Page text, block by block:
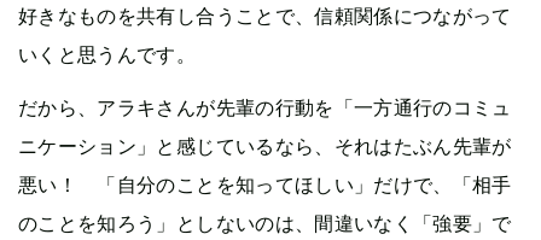
好きなものを共有し合うことで、信頼関係につながって
いくと思うんです。
だから、アラキさんが先輩の行動を「一方通行のコミュ
ニケーション」と感じているなら、それはたぶん先輩が
悪い！ 「自分のことを知ってほしい」だけで、「相手
のことを知ろう」としないのは、間違いなく「強要」で